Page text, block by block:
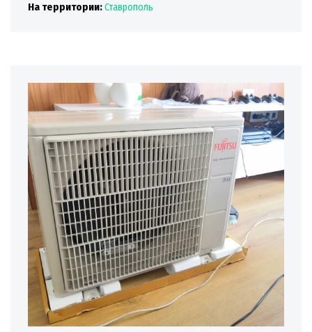
На территории:Ставрополь